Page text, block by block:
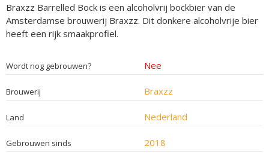
Braxzz Barrelled Bock is een alcoholvrij bockbier van de
Amsterdamse brouwerij Braxzz. Dit donkere alcoholvrije bier
heeft een rijk smaakprofiel.
Wordt nog gebrouwen? Nee
Brouwerij Braxzz
Land Nederland
Gebrouwen sinds 2018